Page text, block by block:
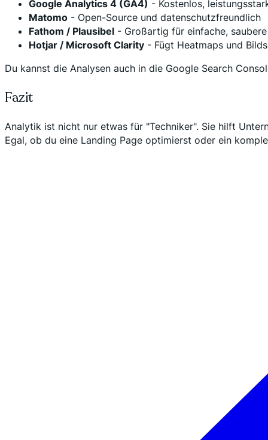
Google Analytics 4 (GA4) - Kostenlos,
Matomo - Open-Source und datenschutzfreundlich
Fathom / Plausibel - Großartig für einfache,
Hotjar / Microsoft Clarity - Fügt Heatmaps und
Du kannst die Analysen auch in die Google Search
Fazit
Analytik ist nicht nur etwas für "Techniker". Sie hilft
Egal, ob du eine Landing Page optimierst oder ein